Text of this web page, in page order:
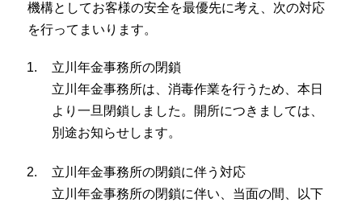
機構としてお客様の安全を最優先に考え、次の対応
を行ってまいります。
立川年金事務所の閉鎖
立川年金事務所は、消毒作業を行うため、本日
より一旦閉鎖しました。開所につきましては、
別途お知らせします。
立川年金事務所の閉鎖に伴う対応
立川年金事務所の閉鎖に伴い、当面の間、以下